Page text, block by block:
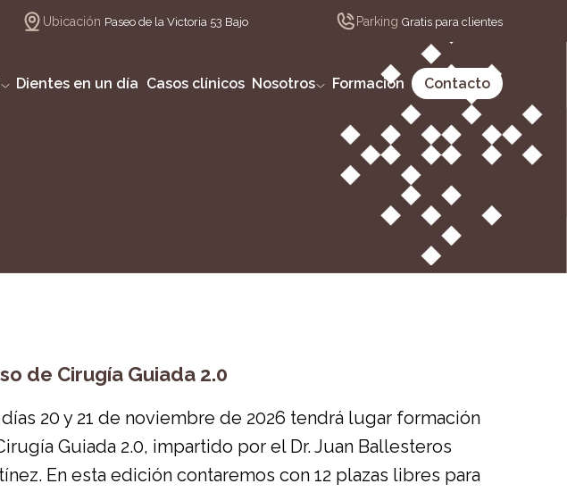
Ubicación Paseo de la Victoria 53 Bajo Parking Gratis para clientes
Dientes en un día Casos clínicos Nosotros Formación Contacto
de Cirugía Guiada 2.0
20 y 21 de noviembre de 2026 tendrá lugar formación
Guiada 2.0, impartido por el Dr. Juan Ballesteros
En esta edición contaremos con 12 plazas libres para